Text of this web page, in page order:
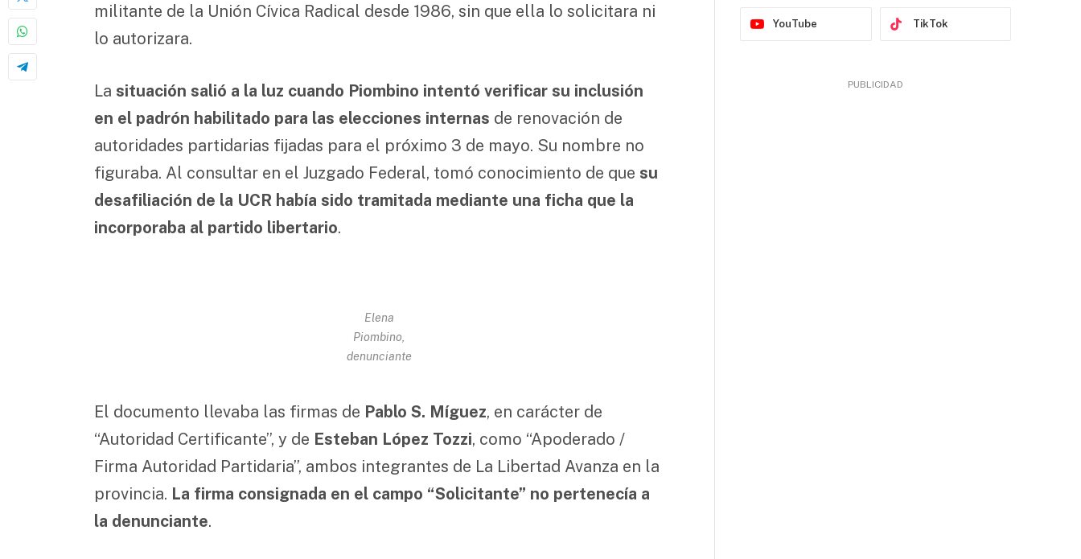
militante de la Unión Cívica Radical desde 1986, sin que ella lo solicitara ni
lo autorizara.
Lasituación salió a la luz cuando Piombino intentó verificar su inclusión
en el padrón habilitado para las elecciones internas de renovación de
autoridades partidarias fijadas para el próximo 3 de mayo. Su nombre no
figuraba. Al consultar en el Juzgado Federal, tomó conocimiento de quesu
desafiliación de la UCR había sido tramitada mediante una ficha que la
incorporaba al partido libertario.
Elena
Piombino,
denunciante
El documento llevaba las firmas de Pablo S. Míguez, en carácter de
“Autoridad Certificante”, y de Esteban López Tozzi, como “Apoderado /
Firma Autoridad Partidaria”, ambos integrantes de La Libertad Avanza en la
provincia. La firma consignada en el campo “Solicitante” no pertenecía a
la denunciante.
YouTube TikTok
PUBLICIDAD